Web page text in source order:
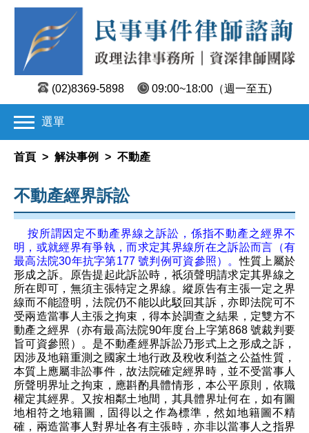
(02)8369-5898 09:00~18:00 （週一至五)
選單
首頁 > 解決事例 > 不動產
不動產經界訴訟
按所謂因定不動產界線之訴訟，係指不動產之經界不
明，或就經界有爭執，而求定其界線所在之訴訟而言（有
最高法院30年抗字第177 號判例可資參照）。性質上屬於
形成之訴。原告提起此訴訟時，祇須聲明請求定其界線之
所在即可，無須主張特定之界線。縱原告有主張一定之界
線而不能證明，法院仍不能以此駁回其訴，亦即法院可不
受兩造當事人主張之拘束，得本於調查之結果，定雙方不
動產之經界（亦有最高法院90年度台上字第868 號裁判要
旨可資參照）。是不動產經界訴訟乃形式上之形成之訴，
因涉及地籍重測之國家土地行政及稅收利益之公益性質，
本質上應屬非訟事件，故法院確定經界時，並不受當事人
所聲明界址之拘束，應斟酌具體情形，本公平原則，依職
權定其經界。又按相鄰土地間，其具體界址何在，如有圖
地相符之地籍圖，固得以之作為標準，然如地籍圖不精
確，兩造當事人對界址各有主張時，亦非以當事人之指界